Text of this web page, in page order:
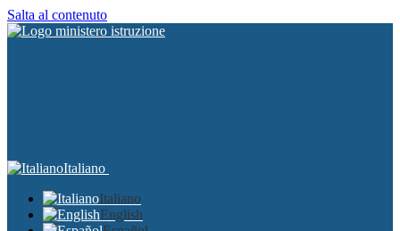
Salta al contenuto
Italiano
Italiano
English